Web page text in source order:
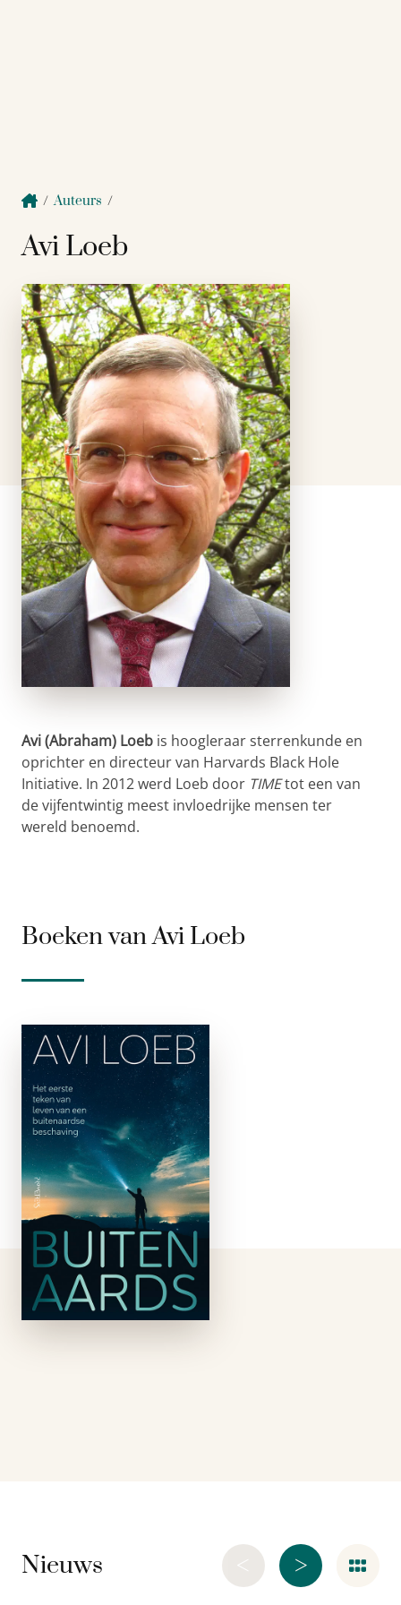
/Auteurs /
Avi Loeb
Avi (Abraham) Loeb is hoogleraar sterrenkunde en
oprichter en directeur van Harvards Black Hole
Initiative. In 2012 werd Loeb door TIMEtot een van
de vijfentwintig meest invloedrijke mensen ter
wereld benoemd.
Boeken van Avi Loeb
Buitenaards
Het baanbrekende
verhaal van een van
’s werelds
belangrijkste
astronomen: ons
zonnestelsel is
onlangs bezocht door
geavanceerde
buitenaardse
technologie afkomstig
van een verre
Nieuws >
<